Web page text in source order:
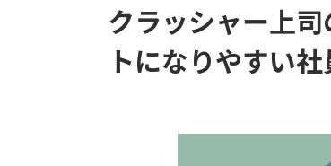
クラッシャー上
トになりやすい